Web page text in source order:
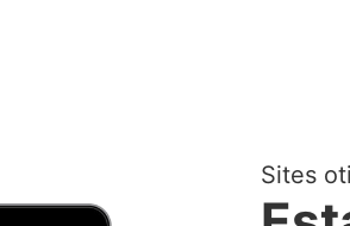
Sites